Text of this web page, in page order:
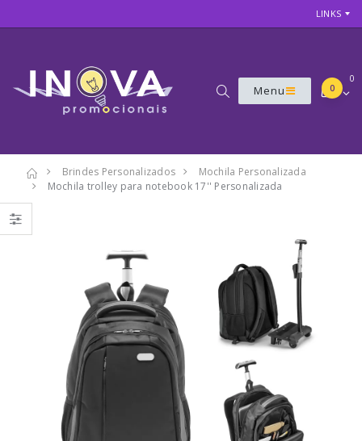
LINKS
Menu
0
0
Brindes Personalizados
Mochila Personalizada
Mochila trolley para notebook 17'' Personalizada